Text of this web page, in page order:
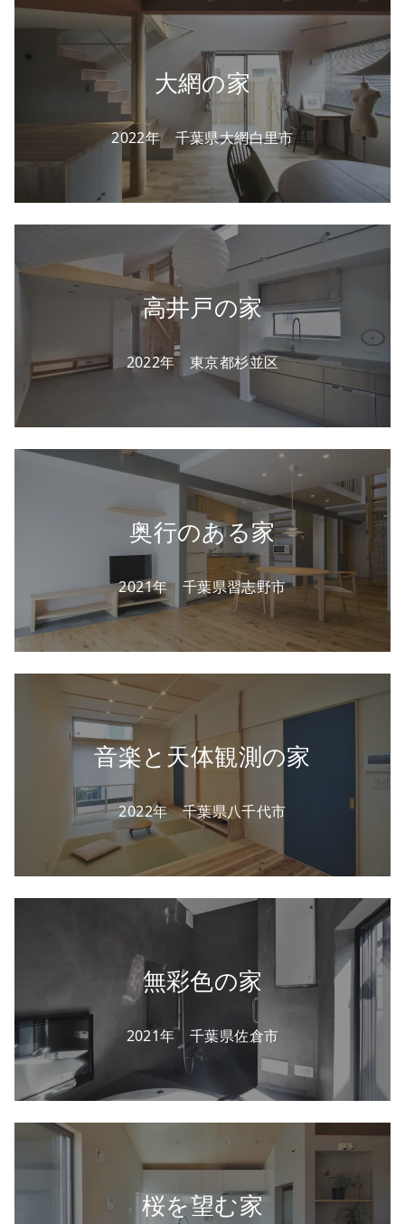
大網の家
2022年 千葉県大網白里市
高井戸の家
2022年 東京都杉並区
奥行のある家
2021年 千葉県習志野市
音楽と天体観測の家
2022年 千葉県八千代市
無彩色の家
2021年 千葉県佐倉市
桜を望む家